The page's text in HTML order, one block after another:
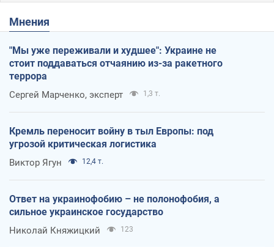
Мнения
"Мы уже переживали и худшее": Украине не
стоит поддаваться отчаянию из-за ракетного
террора
Сергей Марченко, эксперт 1,3 т.
Кремль переносит войну в тыл Европы: под
угрозой критическая логистика
Виктор Ягун 12,4 т.
Ответ на украинофобию – не полонофобия, а
сильное украинское государство
Николай Княжицкий 123